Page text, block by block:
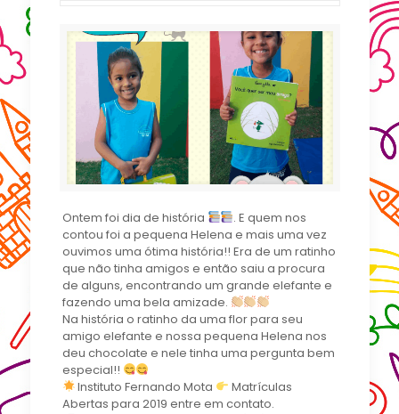
Ontem foi dia de história
. E quem nos
contou foi a pequena Helena e mais uma vez
ouvimos uma ótima história!! Era de um ratinho
que não tinha amigos e então saiu a procura
de alguns, encontrando um grande elefante e
fazendo uma bela amizade.
Na história o ratinho da uma flor para seu
amigo elefante e nossa pequena Helena nos
deu chocolate e nele tinha uma pergunta bem
especial!!
Instituto Fernando Mota
Matrículas
Abertas para 2019 entre em contato.